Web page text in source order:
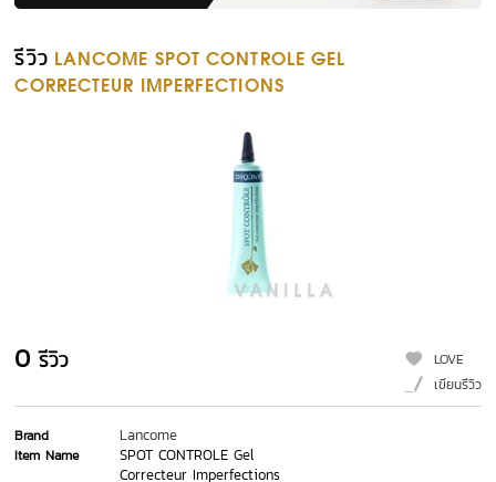
รีวิว LANCOME SPOT CONTROLE GEL
CORRECTEUR IMPERFECTIONS
0 รีวิว
LOVE
เขียนรีวิว
Brand Lancome
Item Name
SPOT CONTROLE Gel
Correcteur Imperfections